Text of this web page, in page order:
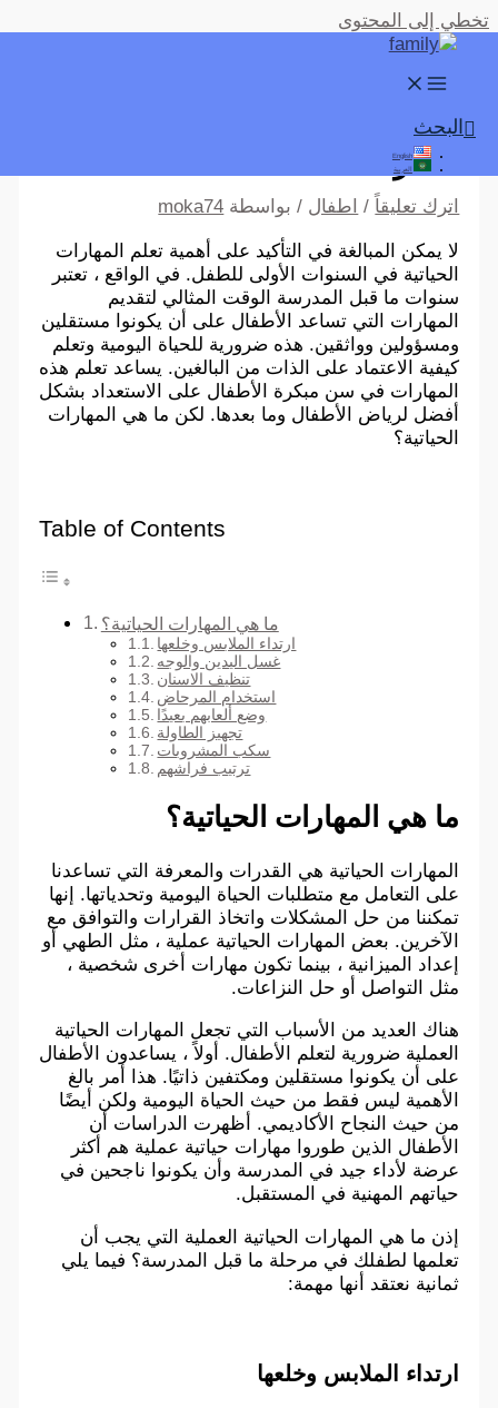
تخطي إلى المحتوى
البحث
English
العربية
مهارات الحياة العملية ما قبل
المدرسة
اترك تعليقاً / اطفال / بواسطة moka74
لا يمكن المبالغة في التأكيد على أهمية تعلم المهارات
الحياتية في السنوات الأولى للطفل. في الواقع ، تعتبر
سنوات ما قبل المدرسة الوقت المثالي لتقديم
المهارات التي تساعد الأطفال على أن يكونوا مستقلين
ومسؤولين وواثقين. هذه ضرورية للحياة اليومية وتعلم
كيفية الاعتماد على الذات من البالغين. يساعد تعلم هذه
المهارات في سن مبكرة الأطفال على الاستعداد بشكل
أفضل لرياض الأطفال وما بعدها. لكن ما هي المهارات
الحياتية؟
Table of Contents
ما هي المهارات الحياتية؟
ارتداء الملابس وخلعها
غسل اليدين والوجه
تنظيف الاسنان
استخدام المرحاض
وضع ألعابهم بعيدًا
تجهيز الطاولة
سكب المشروبات
ترتيب فراشهم
ما هي المهارات الحياتية؟
المهارات الحياتية هي القدرات والمعرفة التي تساعدنا
على التعامل مع متطلبات الحياة اليومية وتحدياتها. إنها
تمكننا من حل المشكلات واتخاذ القرارات والتوافق مع
الآخرين. بعض المهارات الحياتية عملية ، مثل الطهي أو
إعداد الميزانية ، بينما تكون مهارات أخرى شخصية ،
مثل التواصل أو حل النزاعات.
هناك العديد من الأسباب التي تجعل المهارات الحياتية
العملية ضرورية لتعلم الأطفال. أولاً ، يساعدون الأطفال
على أن يكونوا مستقلين ومكتفين ذاتيًا. هذا أمر بالغ
الأهمية ليس فقط من حيث الحياة اليومية ولكن أيضًا
من حيث النجاح الأكاديمي. أظهرت الدراسات أن
الأطفال الذين طوروا مهارات حياتية عملية هم أكثر
عرضة لأداء جيد في المدرسة وأن يكونوا ناجحين في
حياتهم المهنية في المستقبل.
إذن ما هي المهارات الحياتية العملية التي يجب أن
تعلمها لطفلك في مرحلة ما قبل المدرسة؟ فيما يلي
ثمانية نعتقد أنها مهمة:
ارتداء الملابس وخلعها